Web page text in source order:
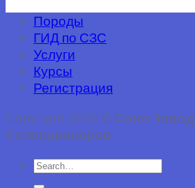
Породы
ГИД по СЗС
Услуги
Курсы
Регистрация
Copyright 2026 © Союз
Селекционеров